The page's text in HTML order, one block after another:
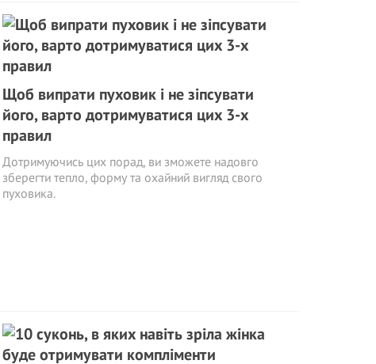
Щоб випрати пуховик і не зіпсувати
його, варто дотримуватися цих 3-х
правил
Дотримуючись цих порад, ви зможете надовго
зберегти тепло, форму та охайний вигляд свого
пуховика.